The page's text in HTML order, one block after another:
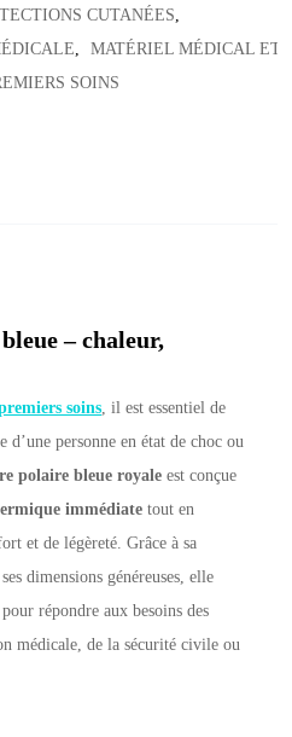
CUTANÉES
MATÉRIEL MÉDICAL ET
SOINS
– chaleur,
soins , il est essentiel de
personne en état de choc ou
polaire bleue royale est conçue
immédiate tout en
et de légèreté. Grâce à sa
dimensions généreuses, elle
répondre aux besoins des
médicale, de la sécurité civile ou